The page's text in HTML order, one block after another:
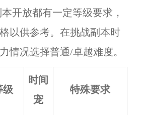
放都有一定等级要求，
以供参考。在挑战副本时
情况选择普通/卓越难度。
级
时间
宠
特殊要求